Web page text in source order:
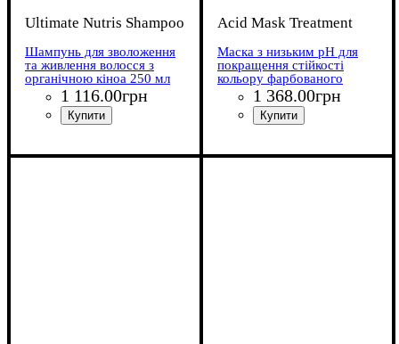
Ultimate Nutris Shampoo
Шампунь для зволоження
та живлення волосся з
органічною кіноа 250 мл
1 116.00грн
Acid Mask Treatment
Маска з низьким pH для
покращення стійкості
кольору фарбованого
волосся та волосся після
хімічної завивки 250 мл
1 368.00грн